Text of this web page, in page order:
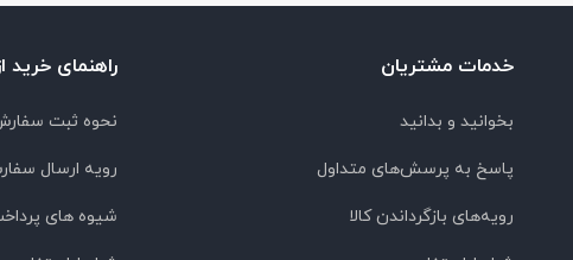
خدمات مشتریان
بخوانید و بدانید
پاسخ به پرسش‌های متداول
رویه‌های بازگرداندن کالا
راهنمای خرید
نحوه ثبت
رویه ارسال
شیوه های